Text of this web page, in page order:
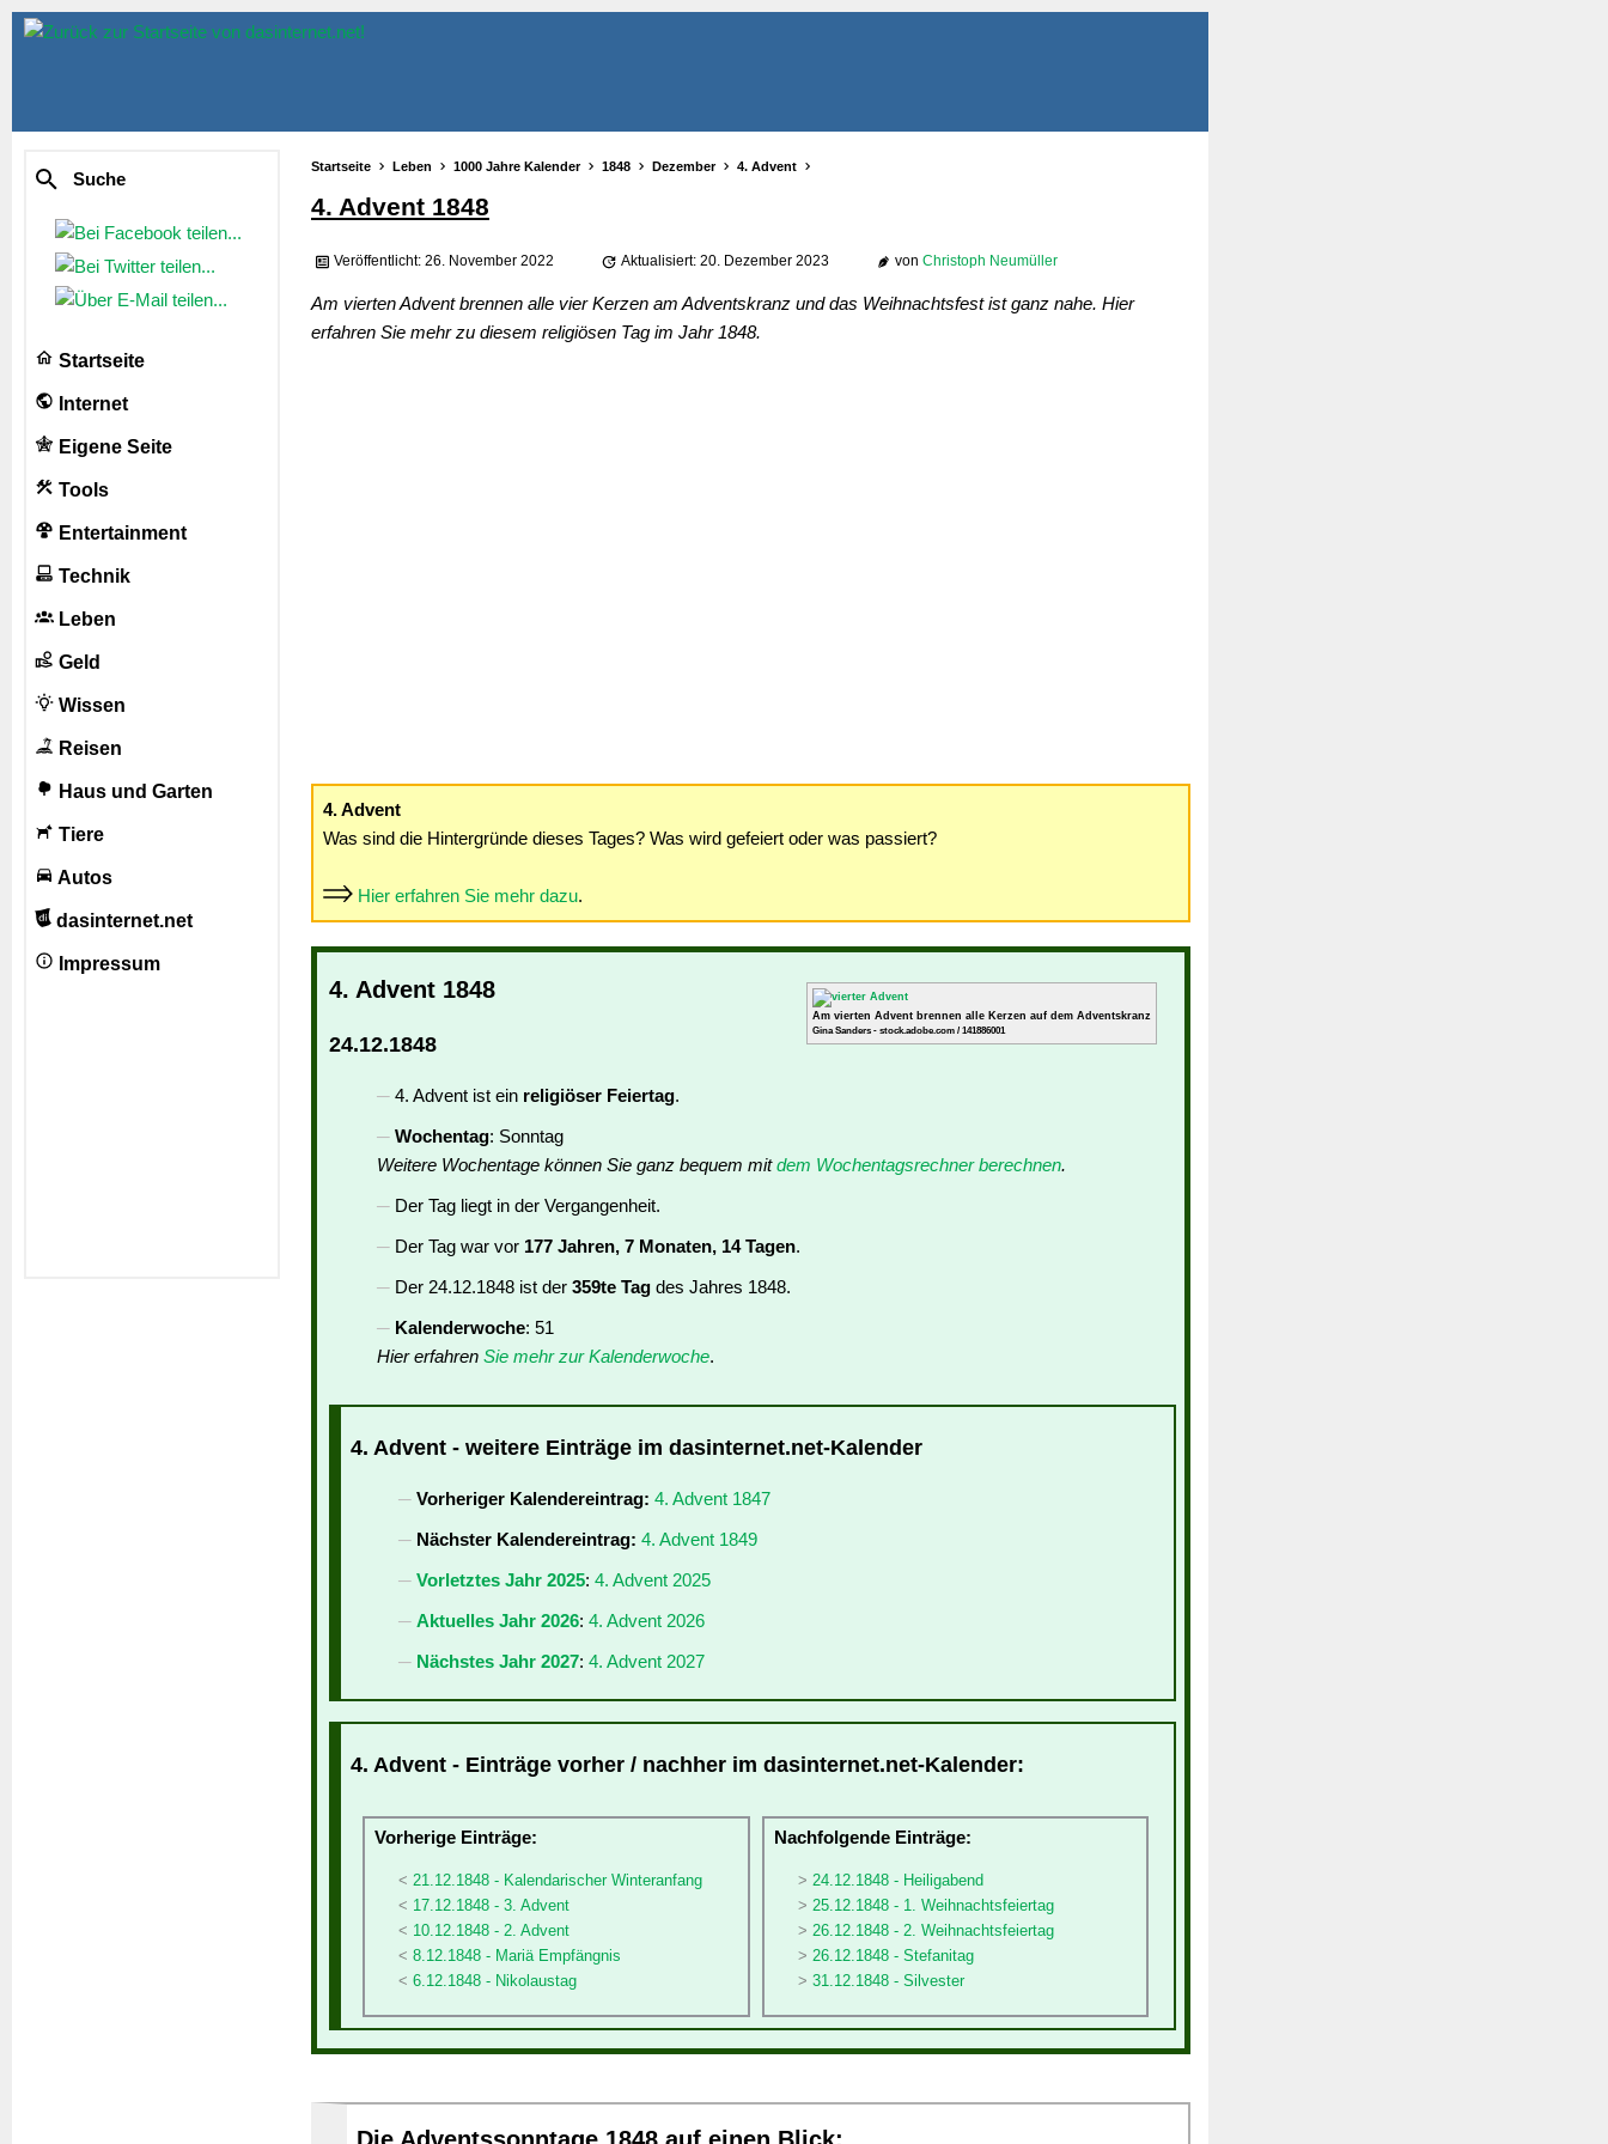
Suche
Startseite
Internet
Eigene Seite
Tools
Entertainment
Technik
Leben
Geld
Wissen
Reisen
Haus und Garten
Tiere
Autos
dasinternet.net
Impressum
Startseite Leben 1000 Jahre Kalender 1848 Dezember 4. Advent
4. Advent 1848
Veröffentlicht: 26. November 2022 Aktualisiert: 20. Dezember 2023 von Christoph Neumüller
Am vierten Advent brennen alle vier Kerzen am Adventskranz und das Weihnachtsfest ist ganz nahe. Hier
erfahren Sie mehr zu diesem religiösen Tag im Jahr 1848.
4. Advent
Was sind die Hintergründe dieses Tages? Was wird gefeiert oder was passiert?
Hier erfahren Sie mehr dazu.
Am vierten Advent brennen alle Kerzen auf dem Adventskranz
Gina Sanders - stock.adobe.com / 141886001
4. Advent 1848
24.12.1848
4. Advent ist ein religiöser Feiertag.
Wochentag: Sonntag
Weitere Wochentage können Sie ganz bequem mitdem Wochentagsrechner berechnen.
Der Tag liegt in der Vergangenheit.
Der Tag war vor 177 Jahren, 7 Monaten, 14 Tagen.
Der 24.12.1848 ist der 359te Tag des Jahres 1848.
Kalenderwoche: 51
Hier erfahren Sie mehr zur Kalenderwoche.
4. Advent - weitere Einträge im dasinternet.net-Kalender
Vorheriger Kalendereintrag: 4. Advent 1847
Nächster Kalendereintrag: 4. Advent 1849
Vorletztes Jahr 2025: 4. Advent 2025
Aktuelles Jahr 2026: 4. Advent 2026
Nächstes Jahr 2027: 4. Advent 2027
4. Advent - Einträge vorher / nachher im dasinternet.net-Kalender:
Vorherige Einträge:
21.12.1848 - Kalendarischer Winteranfang
17.12.1848 - 3. Advent
10.12.1848 - 2. Advent
8.12.1848 - Mariä Empfängnis
6.12.1848 - Nikolaustag
Nachfolgende Einträge:
24.12.1848 - Heiligabend
25.12.1848 - 1. Weihnachtsfeiertag
26.12.1848 - 2. Weihnachtsfeiertag
26.12.1848 - Stefanitag
31.12.1848 - Silvester
Die Adventssonntage 1848 auf einen Blick: